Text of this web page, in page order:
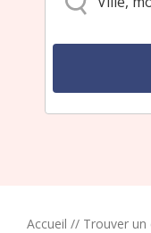
Accueil // Trouver